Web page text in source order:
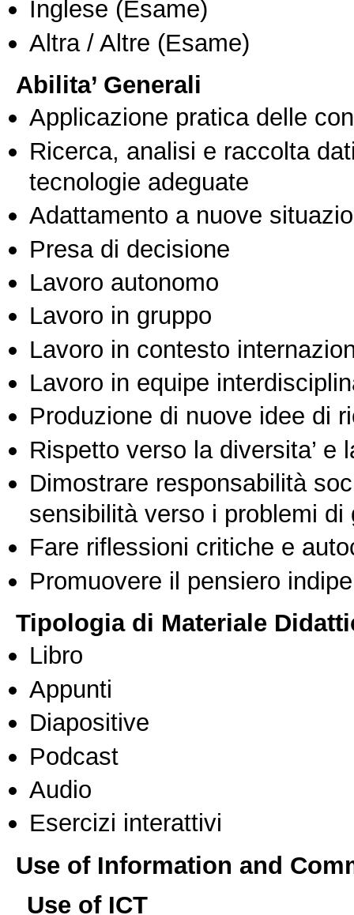
Inglese (Esame)
Altra / Altre (Esame)
Abilita’ Generali
Applicazione pratica delle
Ricerca, analisi e raccolta
tecnologie adeguate
Adattamento a nuove
Presa di decisione
Lavoro autonomo
Lavoro in gruppo
Lavoro in contesto
Lavoro in equipe
Produzione di nuove idee di
Rispetto verso la diversita’ e
Dimostrare responsabilità
sensibilità verso i problemi di
Fare riflessioni critiche e
Promuovere il pensiero
Tipologia di Materiale
Libro
Appunti
Diapositive
Podcast
Audio
Esercizi interattivi
Use of Information and
Use of ICT